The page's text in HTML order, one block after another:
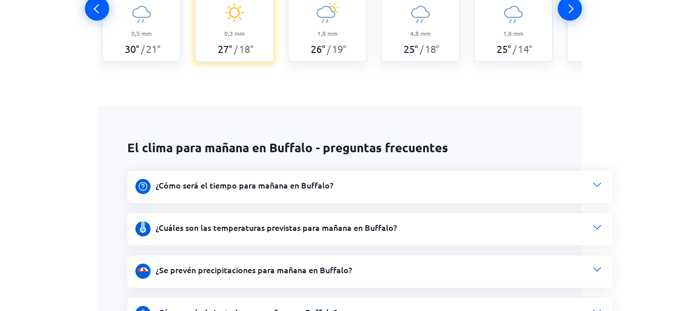
0,5 mm
30° /21°
0,3 mm
27° / 18°
1,8 mm
26° / 19°
4,8 mm
25° / 18°
1,8 mm
25° / 14°
El clima para mañana en Buffalo - preguntas frecuentes
¿Cómo será el tiempo para mañana en Buffalo?
¿Cuáles son las temperaturas previstas para mañana en Buffalo?
¿Se prevén precipitaciones para mañana en Buffalo?